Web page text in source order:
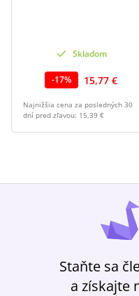
Skladom
-17% 15,77 €
Najnižšia cena za posledných 30
dní pred zľavou: 15,39 €
Staňte sa
a získajte